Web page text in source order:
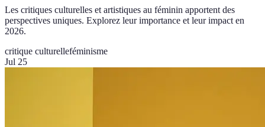
Les critiques culturelles et artistiques au féminin apportent des
perspectives uniques. Explorez leur importance et leur impact en
2026.
critique culturelleféminisme
Jul 25